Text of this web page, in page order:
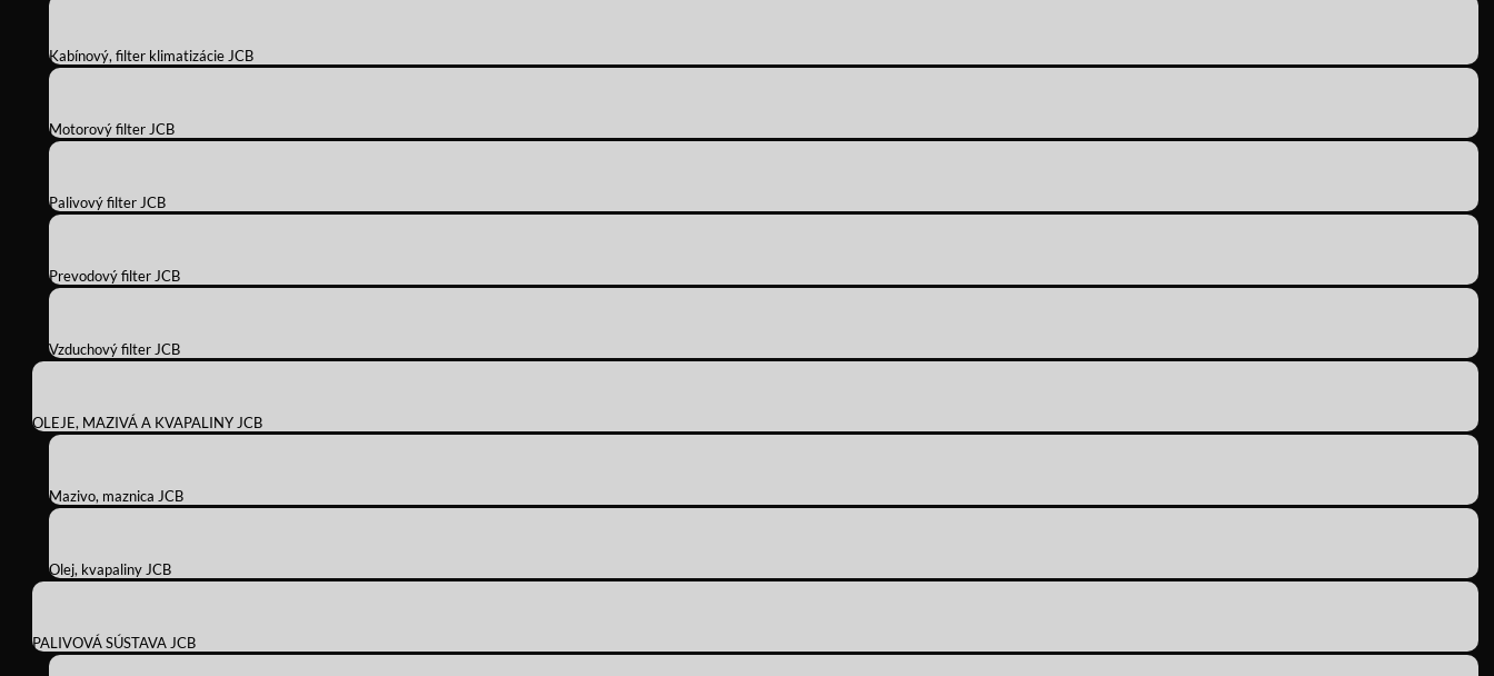
Kabínový, filter klimatizácie JCB
Motorový filter JCB
Palivový filter JCB
Prevodový filter JCB
Vzduchový filter JCB
OLEJE, MAZIVÁ A KVAPALINY JCB
Mazivo, maznica JCB
Olej, kvapaliny JCB
PALIVOVÁ SÚSTAVA JCB